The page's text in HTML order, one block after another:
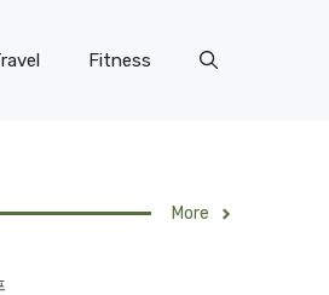
Fitness
More